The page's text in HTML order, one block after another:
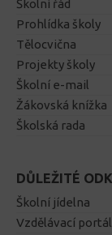
Školní řád
Prohlídka školy
Tělocvična
Projekty školy
Školní e-mail
Žákovská knížka
Školská rada
DŮLEŽITÉ
Školní jídelna
Vzdělávací portál